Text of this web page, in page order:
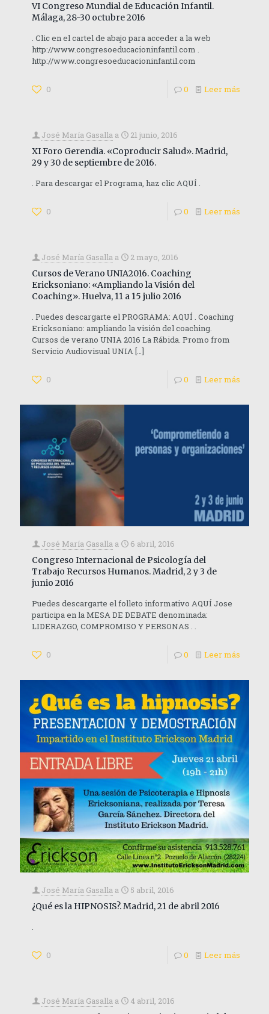
VI Congreso Mundial de Educación Infantil.
Málaga, 28-30 octubre 2016
. Clic en el cartel de abajo para acceder a la web
http://www.congresoeducacioninfantil.com .
http://www.congresoeducacioninfantil.com
0 0 Leer más
José María Gasalla a
21 junio, 2016
XI Foro Gerendia. «Coproducir Salud». Madrid,
29 y 30 de septiembre de 2016.
. Para descargar el Programa, haz clic AQUÍ .
0 0 Leer más
José María Gasalla a
2 mayo, 2016
Cursos de Verano UNIA2016. Coaching
Ericksoniano: «Ampliando la Visión del
Coaching». Huelva, 11 a 15 julio 2016
. Puedes descargarte el PROGRAMA: AQUÍ . Coaching
Ericksoniano: ampliando la visión del coaching.
Cursos de verano UNIA 2016 La Rábida. Promo from
Servicio Audiovisual UNIA […]
0 0 Leer más
José María Gasalla a
6 abril, 2016
Congreso Internacional de Psicología del
Trabajo Recursos Humanos. Madrid, 2 y 3 de
junio 2016
Puedes descargarte el folleto informativo AQUÍ Jose
participa en la MESA DE DEBATE denominada:
LIDERAZGO, COMPROMISO Y PERSONAS . .
0 0 Leer más
José María Gasalla a
5 abril, 2016
¿Qué es la HIPNOSIS?. Madrid, 21 de abril 2016
.
0 0 Leer más
José María Gasalla a
4 abril, 2016